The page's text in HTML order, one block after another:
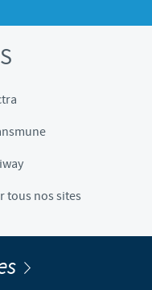
tous nos sites